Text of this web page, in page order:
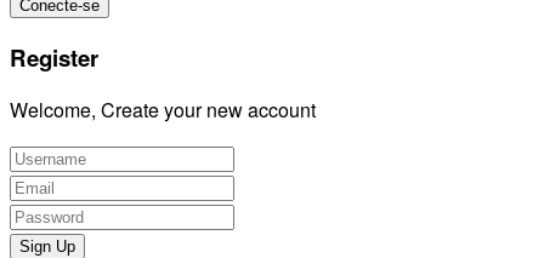
Register
Welcome, Create your new account